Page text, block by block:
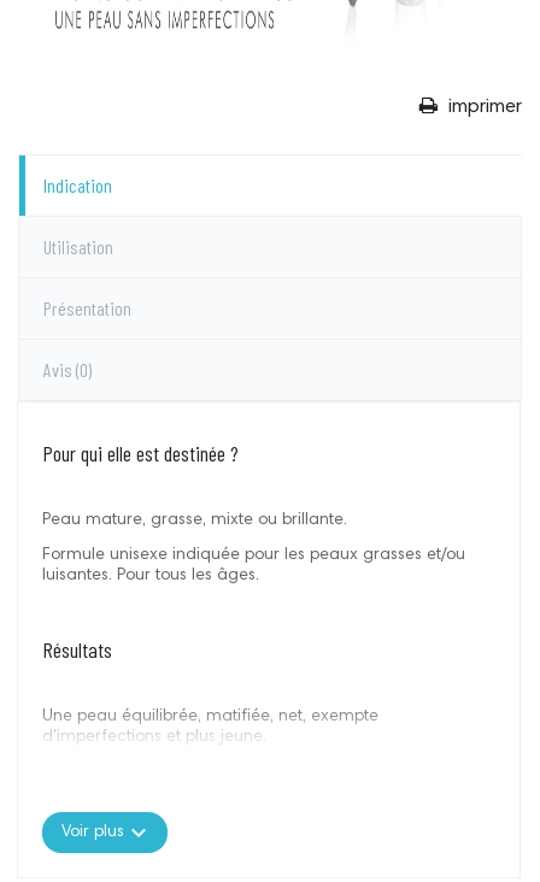
imprimer
Indication
Utilisation
Présentation
Avis (0)
Pour qui elle est destinée ?
Peau mature, grasse, mixte ou brillante.
Formule unisexe indiquée pour les peaux grasses et/ou
luisantes. Pour tous les âges.
Résultats
Une peau équilibrée, matifiée, net, exempte
d'imperfections et plus jeune.
Actifs significatifs
Voir plus expand_more